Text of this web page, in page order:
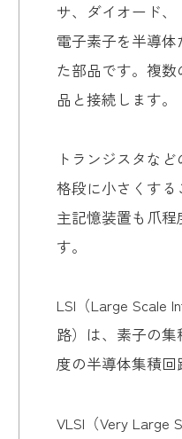
サ、ダイオード
電子素子を半導
た部品です。複
品と接続します。
トランジスタな
格段に小さくする
主記憶装置も爪
す。
LSI（Large Scale
路）は、素子の集
度の半導体集積回
VLSI（Very Large